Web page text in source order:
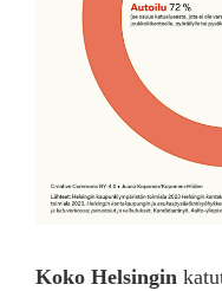
Koko Helsingin